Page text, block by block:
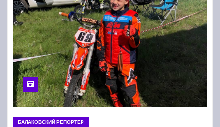
БАЛАКОВСКИЙ РЕПОРТЕР